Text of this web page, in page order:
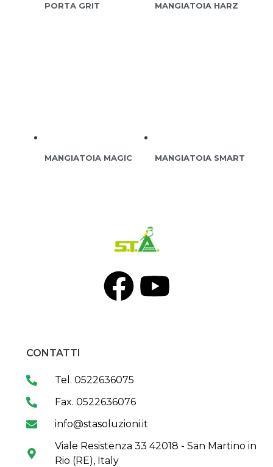
PORTA GRIT MANGIATOIA HARZ
MANGIATOIA MAGIC MANGIATOIA SMART
CONTATTI
Tel. 0522636075
Fax. 0522636076
info@stasoluzioni.it
Viale Resistenza 33 42018 - San Martino in
Rio (RE), Italy